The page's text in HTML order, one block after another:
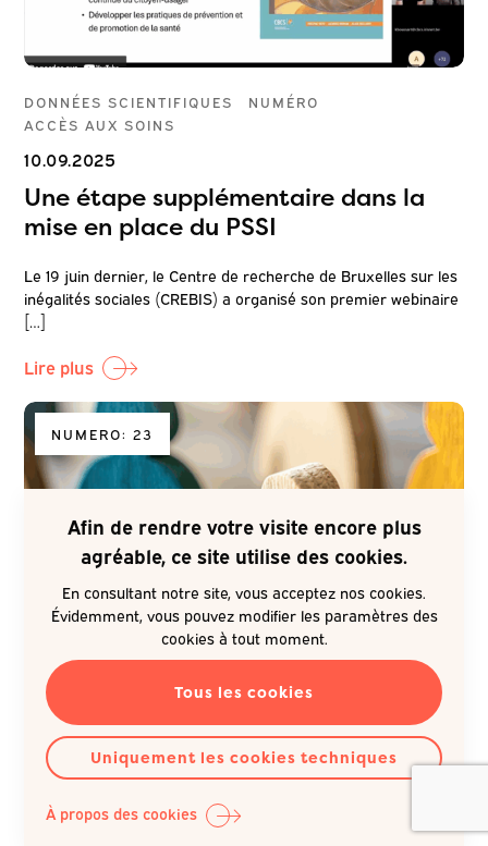
DONNÉES SCIENTIFIQUES
NUMÉRO
ACCÈS AUX SOINS
10.09.2025
Une étape supplémentaire dans la
mise en place du PSSI
Le 19 juin dernier, le Centre de recherche de Bruxelles sur les
inégalités sociales (CREBIS) a organisé son premier webinaire
[…]
Lire plus
NUMERO: 23
10.09.2025
L’universalisme proportionné, un
indispensable pour lutter contre les
inégalités sociales de santé
L’approche de l’universalisme proportionné suscite beaucoup
Afin de rendre votre visite encore plus
agréable, ce site utilise des cookies.
En consultant notre site, vous acceptez nos cookies.
Évidemment, vous pouvez modifier les paramètres des
cookies à tout moment.
Tous les cookies
Uniquement les cookies techniques
À propos des cookies